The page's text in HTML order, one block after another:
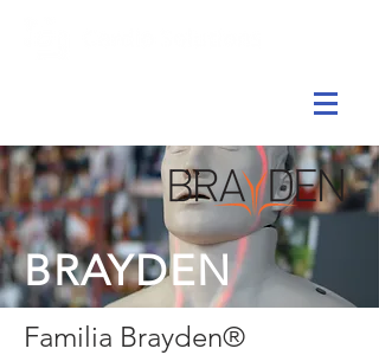
BRAYDEN
Familia Brayden®